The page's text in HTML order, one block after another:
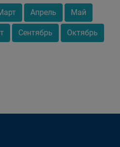
Апрель Май
Сентябрь Октябрь